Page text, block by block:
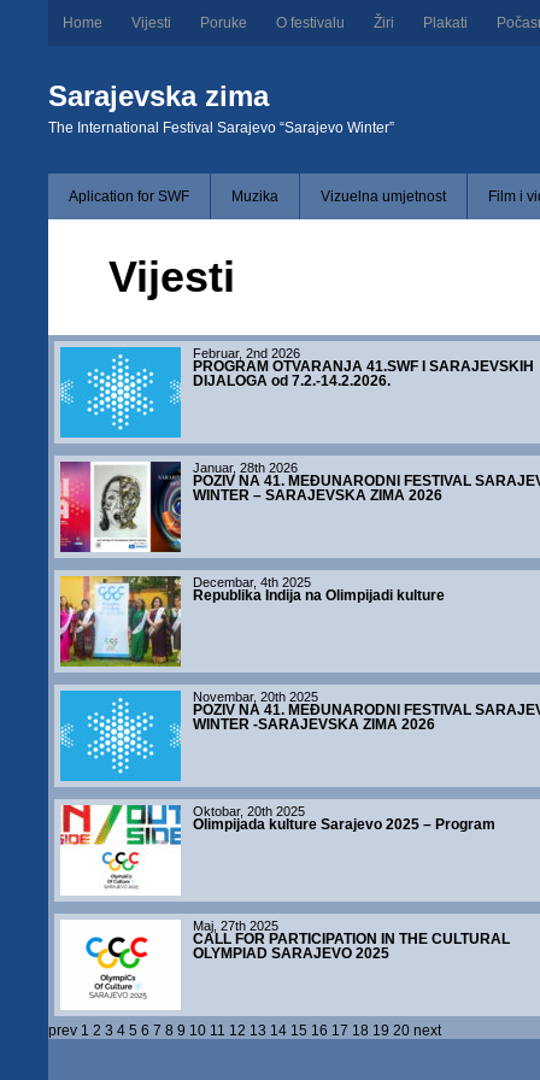
Home Vijesti Poruke O festivalu Žiri Plakati
Sarajevska zima
The International Festival Sarajevo “Sarajevo Winter”
Aplication for SWF Muzika Vizuelna umjetnost Film i
Vijesti
Februar, 2nd 2026
PROGRAM OTVARANJA 41.SWF I SARAJEVSKIH
DIJALOGA od 7.2.-14.2.2026.
Januar, 28th 2026
POZIV NA 41. MEĐUNARODNI FESTIVAL
WINTER – SARAJEVSKA ZIMA 2026
Decembar, 4th 2025
Republika Indija na Olimpijadi kulture
Novembar, 20th 2025
POZIV NA 41. MEĐUNARODNI FESTIVAL
WINTER -SARAJEVSKA ZIMA 2026
Oktobar, 20th 2025
Olimpijada kulture Sarajevo 2025 – Program
Maj, 27th 2025
CALL FOR PARTICIPATION IN THE CULTURAL
OLYMPIAD SARAJEVO 2025
prev 1 2 3 4 5 6 7 8 9 10 11 12 13 14 15 16 17 18 19 20 next